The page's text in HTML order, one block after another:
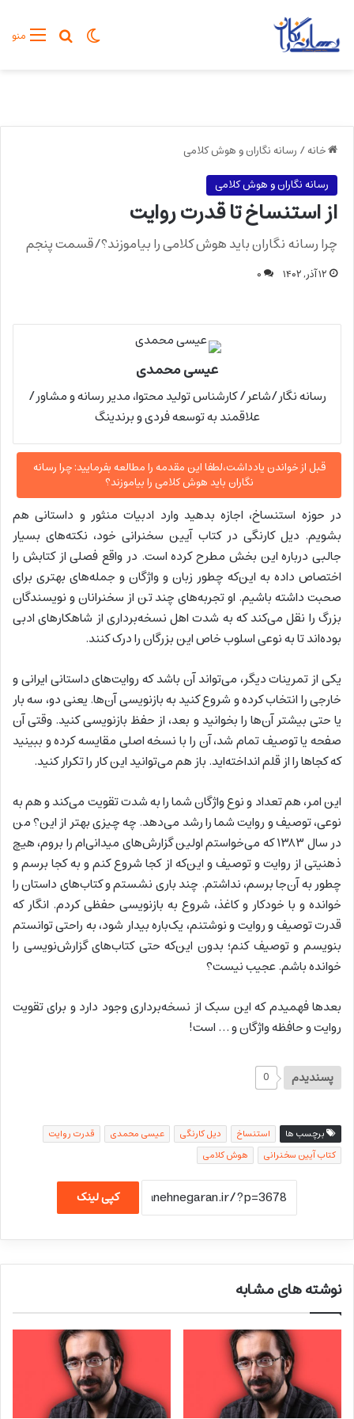
منوجستجو
تغییر پوسته
خانه/ رسانه نگاران و هوش کلامی
رسانه نگاران و هوش کلامی
از استنساخ تا قدرت روایت
چرا رسانه نگاران باید هوش کلامی را بیاموزند؟/قسمت پنجم
۱۲ آذر, ۱۴۰۲ ۰
عیسی محمدی
رسانه نگار/شاعر/ کارشناس تولید محتوا، مدیر رسانه و مشاور/
علاقمند به توسعه فردی و برندینگ
قبل از خواندن یادداشت،لطفا این مقدمه را مطالعه بفرمایید: چرا رسانه
نگاران باید هوش کلامی را بیاموزند؟
در حوزه استنساخ، اجازه بدهید وارد ادبیات منثور و داستانی هم
بشویم. دیل کارنگی در کتاب آیین سخنرانی خود، نکته‌های بسیار
جالبی درباره این بخش مطرح کرده است. در واقع فصلی از کتابش را
اختصاص داده به این‌که چطور زبان و واژگان و جمله‌های بهتری برای
صحبت داشته باشیم. او تجربه‌های چند تن از سخنرانان و نویسندگان
بزرگ را نقل می‌کند که به شدت اهل نسخه‌برداری از شاهکارهای ادبی
بوده‌اند تا به نوعی اسلوب خاص این بزرگان را درک کنند.
یکی از تمرینات دیگر، می‌تواند آن باشد که روایت‌های داستانی ایرانی و
خارجی را انتخاب کرده و شروع کنید به بازنویسی آن‌ها. یعنی دو، سه بار
یا حتی بیشتر آن‌ها را بخوانید و بعد، از حفظ بازنویسی کنید. وقتی آن
صفحه یا توصیف تمام شد، آن را با نسخه اصلی مقایسه کرده و ببینید
که کجاها را از قلم انداخته‌اید. باز هم می‌توانید این کار را تکرار کنید.
این امر، هم تعداد و نوع واژگان شما را به شدت تقویت می‌کند و هم به
نوعی، توصیف و روایت شما را رشد می‌دهد. چه چیزی بهتر از این؟ من
در سال ۱۳۸۳ که می‌خواستم اولین گزارش‌های میدانی‌ام را بروم،‌ هیچ
ذهنیتی از روایت و توصیف و این‌که از کجا شروع کنم و به کجا برسم و
چطور به آن‌جا برسم، نداشتم. چند باری نشستم و کتاب‌های داستان را
خوانده و با خودکار و کاغذ، شروع به بازنویسی حفظی کردم. انگار که
قدرت توصیف و روایت و نوشتنم، یک‌باره بیدار شود، به راحتی توانستم
بنویسم و توصیف کنم؛ بدون این‌که حتی کتاب‌های گزارش‌نویسی را
خوانده باشم. عجیب نیست؟‌
بعدها فهمیدم که این سبک از نسخه‌برداری وجود دارد و برای تقویت
روایت و حافظه واژگان و … است!
پسندیدم 0
برچسب ها استنساخ دیل کارنگی عیسی محمدی
قدرت روایت
کتاب آیین سخنرانی
هوش کلامی
کپی لینک
نوشته های مشابه